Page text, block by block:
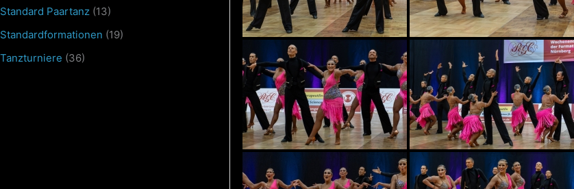
Standard Paartanz (13)
Standardformationen (19)
Tanzturniere (36)